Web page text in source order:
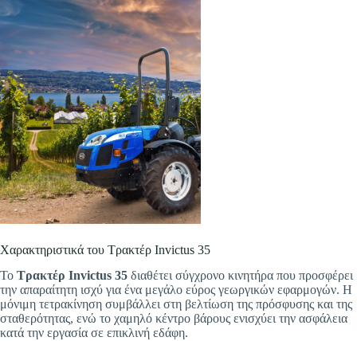
Χαρακτηριστικά του Τρακτέρ Invictus 35
Το Τρακτέρ Invictus 35 διαθέτει σύγχρονο κινητήρα που προσφέρει
την απαραίτητη ισχύ για ένα μεγάλο εύρος γεωργικών εφαρμογών. Η
μόνιμη τετρακίνηση συμβάλλει στη βελτίωση της πρόσφυσης και της
σταθερότητας, ενώ το χαμηλό κέντρο βάρους ενισχύει την ασφάλεια
κατά την εργασία σε επικλινή εδάφη.